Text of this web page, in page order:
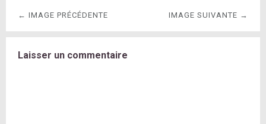
← IMAGE PRÉCÉDENTE IMAGE SUIVANTE →
Laisser un commentaire